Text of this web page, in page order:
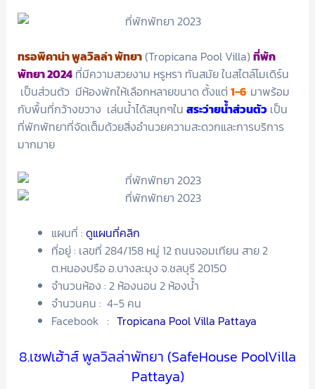
ทรอพิคาน่า พูลวิลล่า พัทยา(Tropicana Pool Villa) ที่พัก
พัทยา 2024ที่มีความสวยงาม หรูหรา ทันสมัย ในสไตล์โมเดิร์น
เป็นส่วนตัว มีห้องพักให้เลือกหลายขนาด ตั้งแต่ 1-6 มาพร้อม
กับพื้นที่กว้างขวาง เล่นน้ำได้สนุกๆใน สระว่ายน้ำส่วนตัวเป็น
ที่พักพัทยาที่จัดเต็มด้วยสิ่งอำนวยความสะดวกและการบริการ
มากมาย
แผนที่ : ดูแผนที่คลิก
ที่อยู่ : เลขที่ 284/158 หมู่ 12 ถนนจอมเทียน สาย 2
ต.หนองปรือ อ.บางละมุง จ.ชลบุรี 20150
จำนวนห้อง : 2 ห้องนอน 2 ห้องน้ำ
จำนวนคน : 4-5 คน
Facebook : Tropicana Pool Villa Pattaya
8.เซฟเฮ้าส์ พูลวิลล่าพัทยา (SafeHouse PoolVilla
Pattaya)